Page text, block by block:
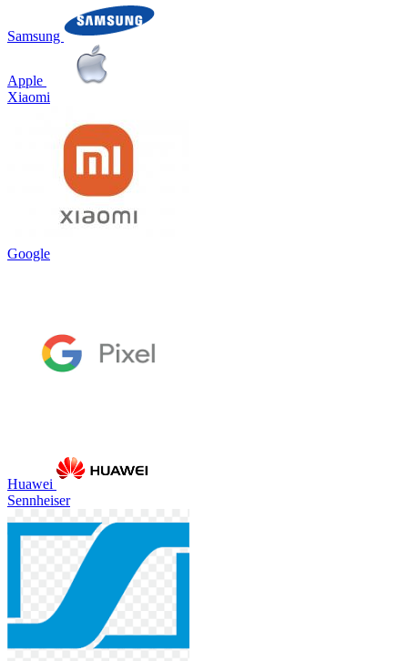
Samsung
Apple
Xiaomi
Google
Huawei
Sennheiser